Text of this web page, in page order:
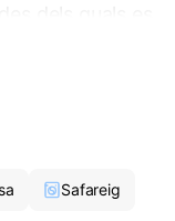
a
acabats
Safareig